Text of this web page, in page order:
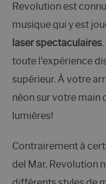
Revolution est
musique qui y est
laser spectaculaires
toute l'expérience
supérieur. À votre
néon sur votre main
lumières!
Contrairement à
del Mar, Revolution